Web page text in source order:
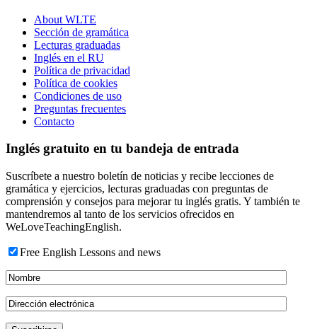
About WLTE
Sección de gramática
Lecturas graduadas
Inglés en el RU
Política de privacidad
Política de cookies
Condiciones de uso
Preguntas frecuentes
Contacto
Inglés gratuito en tu bandeja de entrada
Suscríbete a nuestro boletín de noticias y recibe lecciones de
gramática y ejercicios, lecturas graduadas con preguntas de
comprensión y consejos para mejorar tu inglés gratis. Y también te
mantendremos al tanto de los servicios ofrecidos en
WeLoveTeachingEnglish.
Free English Lessons and news